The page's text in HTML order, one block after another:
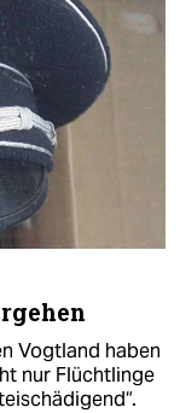
Vogtland haben
nur Flüchtlinge